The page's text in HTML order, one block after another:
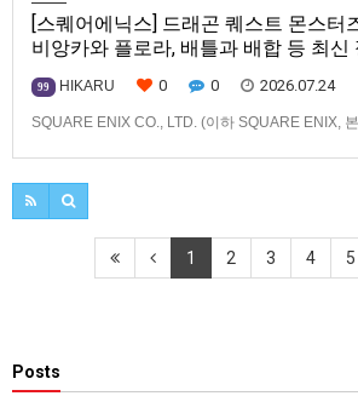
[스퀘어에닉스] 드래곤 퀘스트 몬스터
비앙카와 플로라, 배틀과 배합 등 최신
99 HIKARU 0 0 2026.07.24
SQUARE ENIX CO., LTD. (이하 SQUARE ENIX,
와 플로라』(대응 기종: Nintendo Switch™ 2/
Switch™/PlayStation®…
1 2 3 4 5
Posts